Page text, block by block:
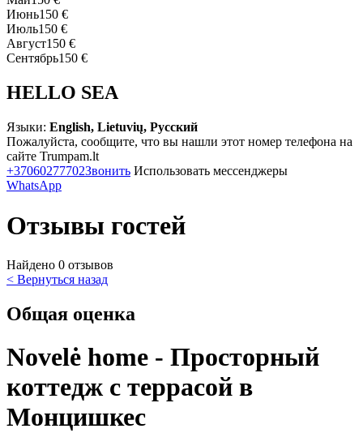
Июнь150 €
Июль150 €
Август150 €
Сентябрь150 €
HELLO SEA
Языки: English, Lietuvių, Русский
Пожалуйста, сообщите, что вы нашли этот номер телефона на
сайте Trumpam.lt
+37060277702Звонить Использовать мессенджеры
WhatsApp
Отзывы гостей
Найдено 0 отзывов
< Вернуться назад
Общая оценка
Novelė home - Просторный
коттедж с террасой в
Монцишкес